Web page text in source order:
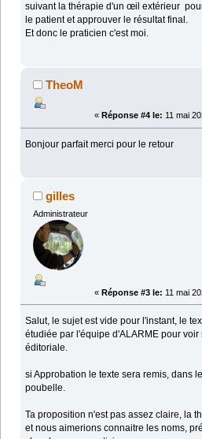
suivant la thérapie d'un œil extérieur
le patient et approuver le résultat final.
Et donc le praticien c'est moi.
TheoM
« Réponse #4 le: 11 mai
Bonjour parfait merci pour le retour
gilles
Administrateur
« Réponse #3 le: 11 mai
Salut, le sujet est vide pour l'instant, le
étudiée par l'équipe d'ALARME pour
éditoriale.
si Approbation le texte sera remis, dans
poubelle.
Ta proposition n'est pas assez claire, la
et nous aimerions connaitre les noms,